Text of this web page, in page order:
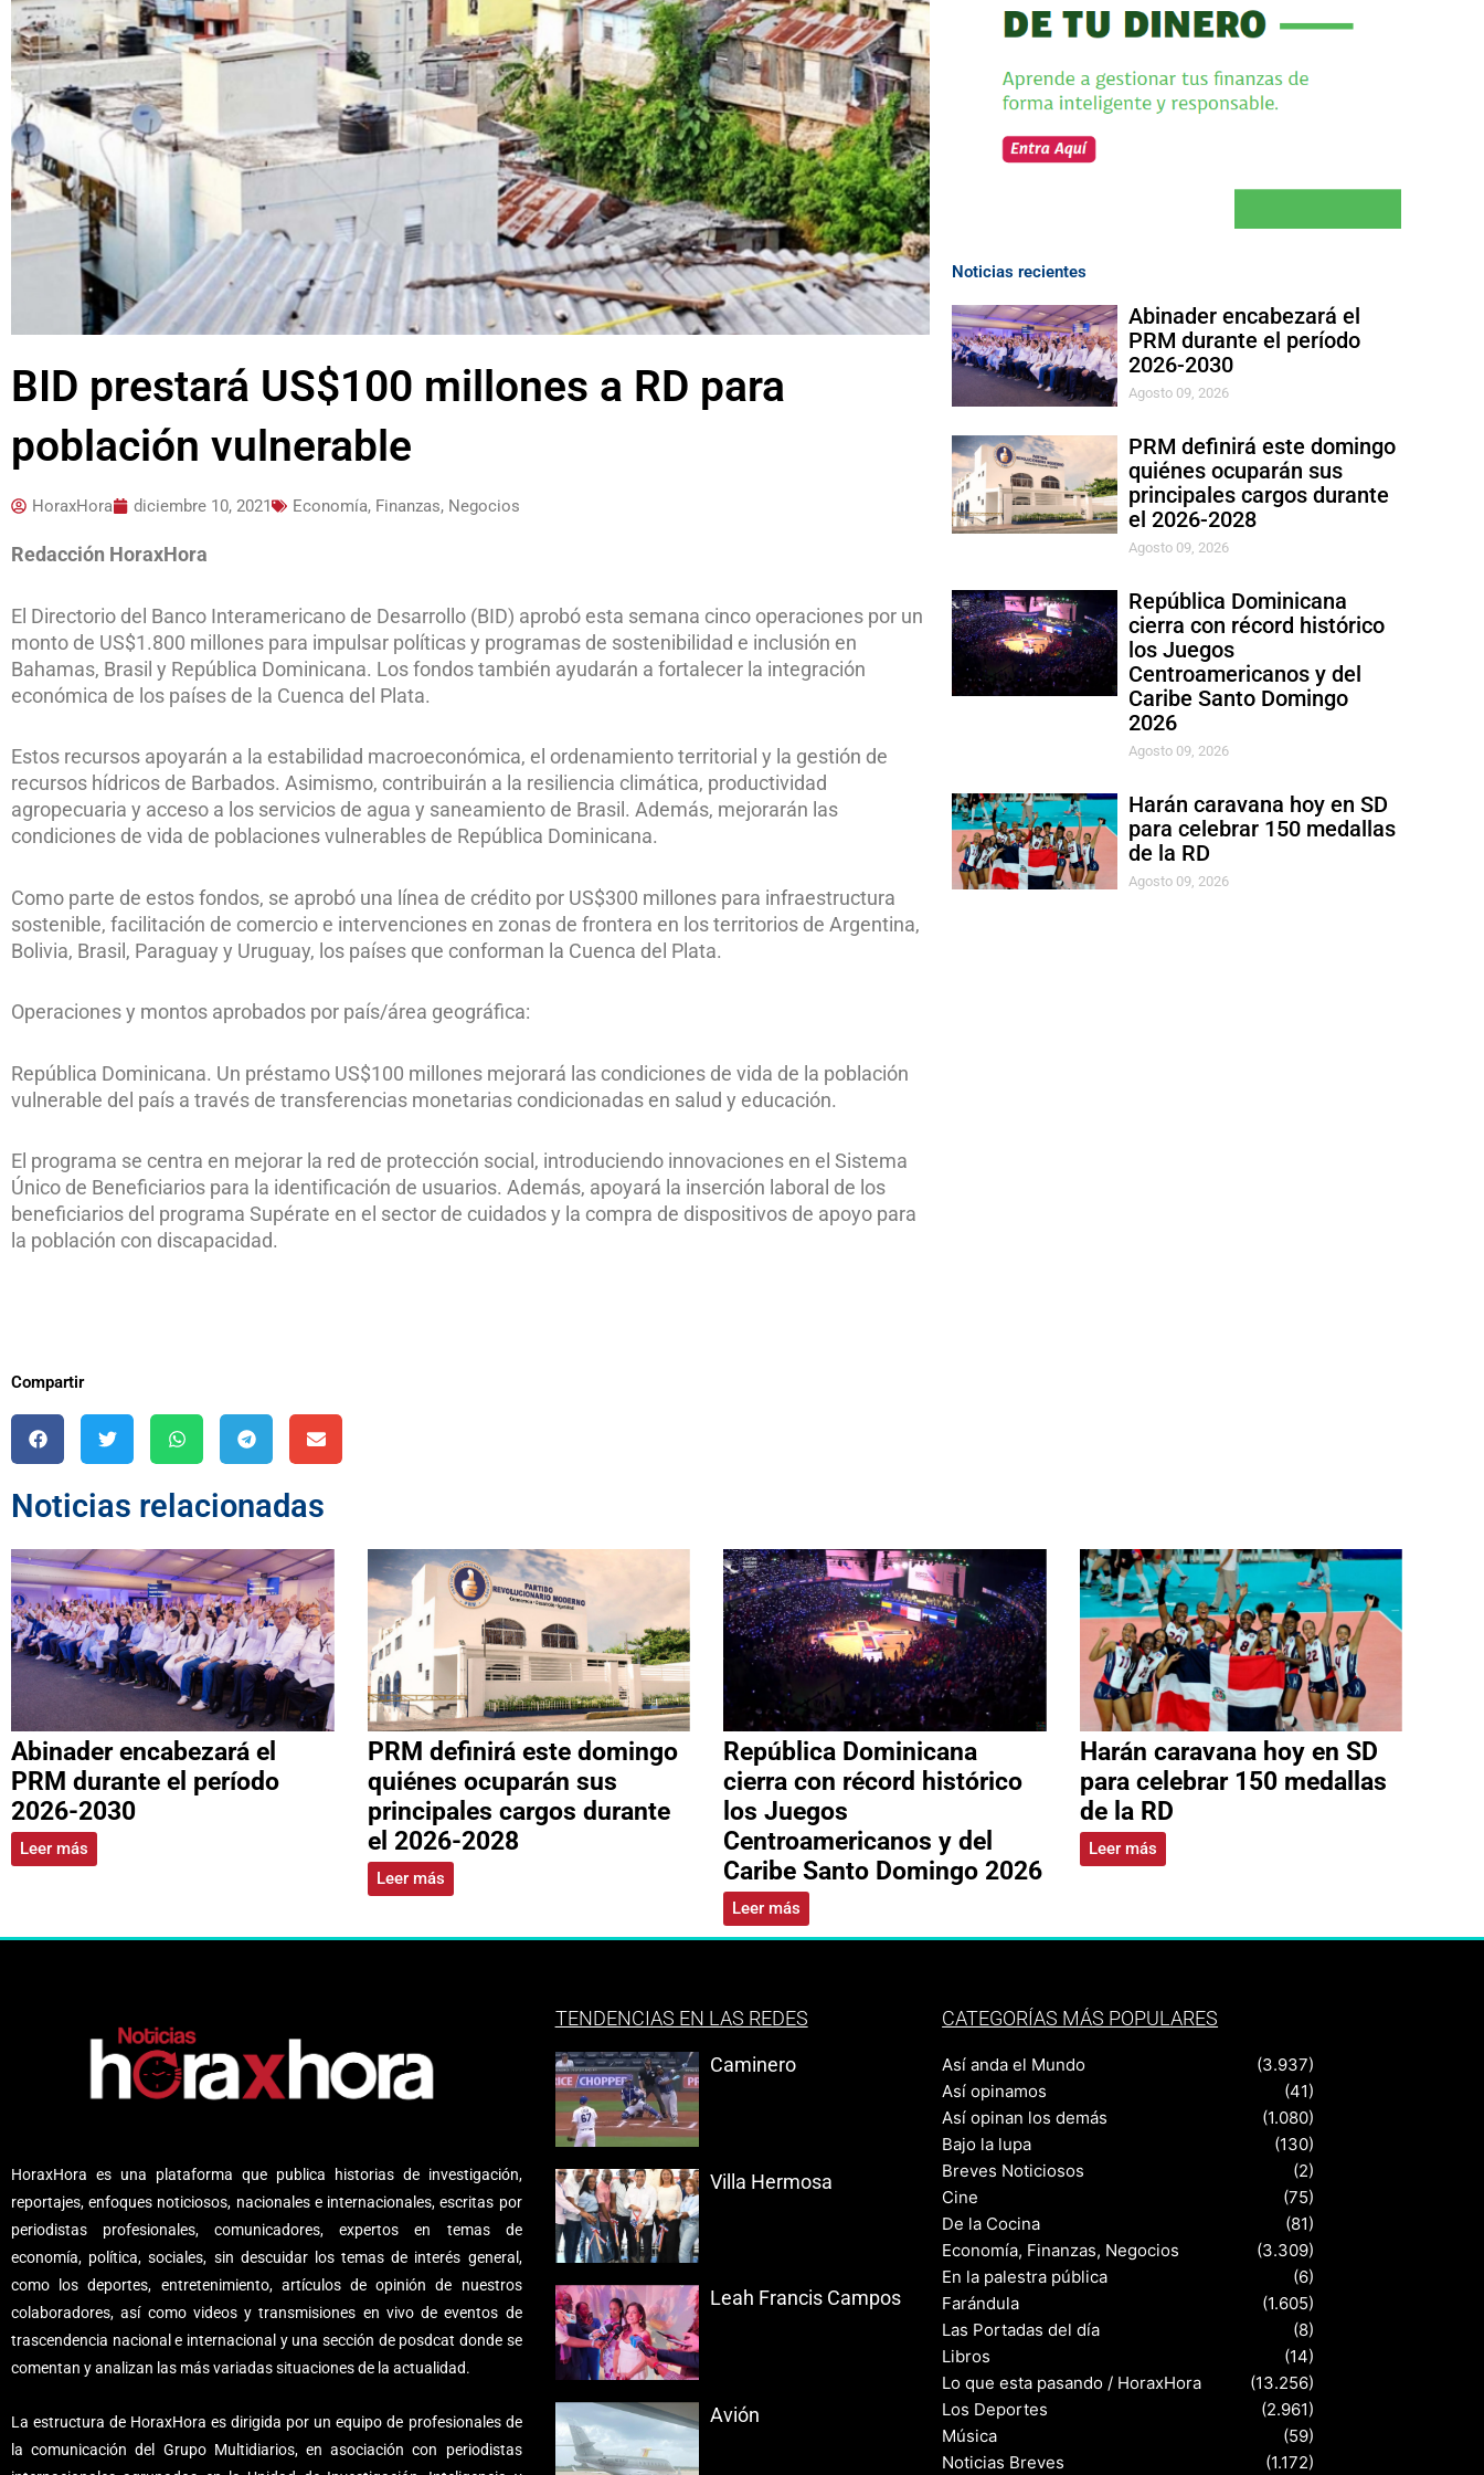
BID prestará US$100 millones a RD para
población vulnerable
HoraxHora diciembre 10, 2021 Economía, Finanzas, Negocios
Redacción HoraxHora
El Directorio del Banco Interamericano de Desarrollo (BID) aprobó esta semana cinco operaciones por un
monto de US$1.800 millones para impulsar políticas y programas de sostenibilidad e inclusión en
Bahamas, Brasil y República Dominicana. Los fondos también ayudarán a fortalecer la integración
económica de los países de la Cuenca del Plata.
Estos recursos apoyarán a la estabilidad macroeconómica, el ordenamiento territorial y la gestión de
recursos hídricos de Barbados. Asimismo, contribuirán a la resiliencia climática, productividad
agropecuaria y acceso a los servicios de agua y saneamiento de Brasil. Además, mejorarán las
condiciones de vida de poblaciones vulnerables de República Dominicana.
Como parte de estos fondos, se aprobó una línea de crédito por US$300 millones para infraestructura
sostenible, facilitación de comercio e intervenciones en zonas de frontera en los territorios de Argentina,
Bolivia, Brasil, Paraguay y Uruguay, los países que conforman la Cuenca del Plata.
Operaciones y montos aprobados por país/área geográfica:
República Dominicana. Un préstamo US$100 millones mejorará las condiciones de vida de la población
vulnerable del país a través de transferencias monetarias condicionadas en salud y educación.
El programa se centra en mejorar la red de protección social, introduciendo innovaciones en el Sistema
Único de Beneficiarios para la identificación de usuarios. Además, apoyará la inserción laboral de los
beneficiarios del programa Supérate en el sector de cuidados y la compra de dispositivos de apoyo para
la población con discapacidad.
Compartir
Noticias recientes
Abinader encabezará el
PRM durante el período
2026-2030
Agosto 09, 2026
PRM definirá este domingo
quiénes ocuparán sus
principales cargos durante
el 2026-2028
Agosto 09, 2026
República Dominicana
cierra con récord histórico
los Juegos
Centroamericanos y del
Caribe Santo Domingo
2026
Agosto 09, 2026
Harán caravana hoy en SD
para celebrar 150 medallas
de la RD
Agosto 09, 2026
Noticias relacionadas
Abinader encabezará el
PRM durante el período
2026-2030
Leer más
PRM definirá este domingo
quiénes ocuparán sus
principales cargos durante
el 2026-2028
Leer más
República Dominicana
cierra con récord histórico
los Juegos
Centroamericanos y del
Caribe Santo Domingo 2026
Leer más
Harán caravana hoy en SD
para celebrar 150 medallas
de la RD
Leer más
HoraxHora es una plataforma que publica historias de investigación,
reportajes, enfoques noticiosos, nacionales e internacionales, escritas por
periodistas profesionales, comunicadores, expertos en temas de
economía, política, sociales, sin descuidar los temas de interés general,
como los deportes, entretenimiento, artículos de opinión de nuestros
colaboradores, así como videos y transmisiones en vivo de eventos de
trascendencia nacional e internacional y una sección de posdcat donde se
comentan y analizan las más variadas situaciones de la actualidad.
La estructura de HoraxHora es dirigida por un equipo de profesionales de
la comunicación del Grupo Multidiarios, en asociación con periodistas
TENDENCIAS EN LAS REDES
Caminero
Villa Hermosa
Leah Francis Campos
Avión
CATEGORÍAS MÁS POPULARES
Así anda el Mundo
(3.937)
Así opinamos
(41)
Así opinan los demás
(1.080)
Bajo la lupa
(130)
Breves Noticiosos
(2)
Cine
(75)
De la Cocina
(81)
Economía, Finanzas, Negocios
(3.309)
En la palestra pública
(6)
Farándula
(1.605)
Las Portadas del día
(8)
Libros
(14)
Lo que esta pasando / HoraxHora
(13.256)
Los Deportes
(2.961)
Música
(59)
Noticias Breves
(1.172)